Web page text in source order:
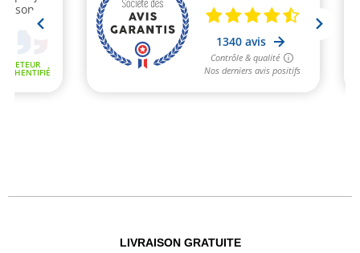
LIVRAISON GRATUITE